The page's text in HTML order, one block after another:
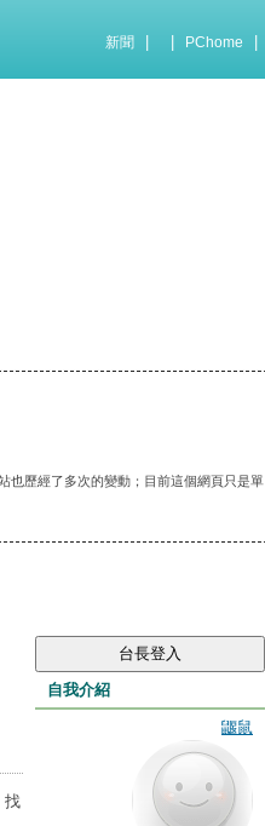
新聞 PChome
也歷經了多次的變動；目前這個網頁只是單
找
自我介紹
鼴鼠